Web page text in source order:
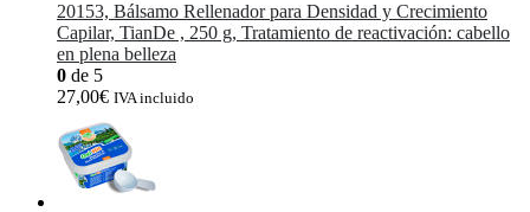
20153, Bálsamo Rellenador para Densidad y Crecimiento
Capilar, TianDe , 250 g, Tratamiento de reactivación: cabello
en plena belleza
0 de 5
27,00€ IVA incluido